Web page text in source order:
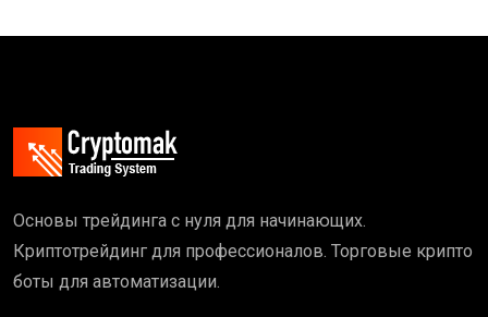
Основы трейдинга с нуля для начинающих.
Криптотрейдинг для профессионалов. Торговые крипто
боты для автоматизации.